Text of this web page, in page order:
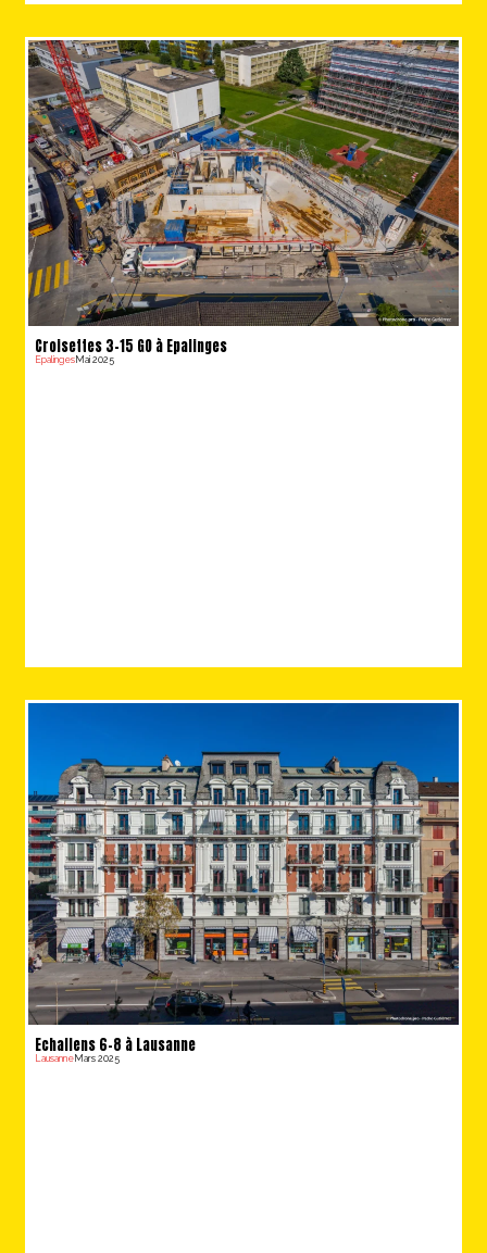
Croisettes 3-15 GO à Epalinges
EpalingesMai 2025
Echallens 6-8 à Lausanne
LausanneMars 2025